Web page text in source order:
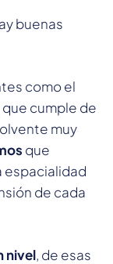
buenas
como el
que cumple de
muy
que
espacialidad
de cada
nivel, de esas